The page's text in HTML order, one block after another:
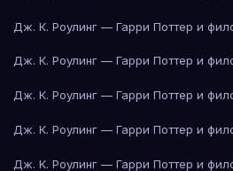
Дж. К. Роулинг — Гарри Поттер и
Дж. К. Роулинг — Гарри Поттер и
Дж. К. Роулинг — Гарри Поттер и
Дж. К. Роулинг — Гарри Поттер и
Дж. К. Роулинг — Гарри Поттер и